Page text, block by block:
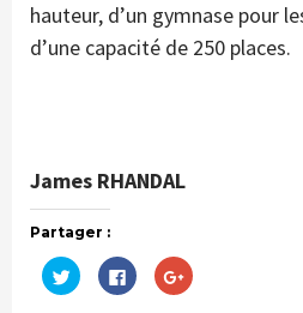
hauteur, d’un gymnase pour
d’une capacité de 250 places.
James RHANDAL
Partager :
Cliquez
pour
partager
Cliquez
pour
partager
Cliquez
pour